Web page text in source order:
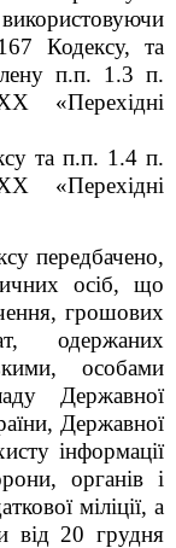
Кодексу, та
п.п. 1.3 п.
«Перехідні
та п.п. 1.4 п.
«Перехідні
передбачено,
осіб, що
грошових
одержаних
особами
Державної
Державної
інформації
органів і
міліції, а
від 20 грудня